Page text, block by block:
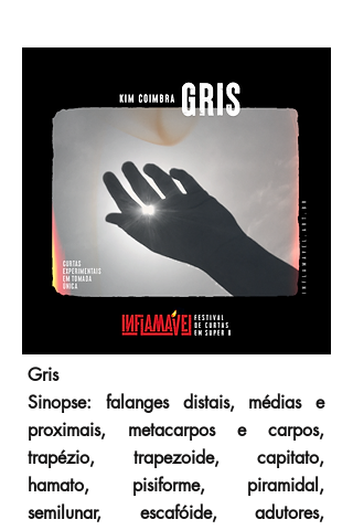
Gris
Sinopse: falanges distais, médias e
proximais, metacarpos e carpos,
trapézio, trapezoide, capitato,
hamato, pisiforme, piramidal,
semilunar, escafóide, adutores,